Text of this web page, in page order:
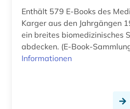
klinische medizin (3)
klinische prüfung (1)
Enthält 579 E-Books des
Karger aus den Jahrgängen
ein breites biomedizinisches
abdecken. (E-Book-
Informationen